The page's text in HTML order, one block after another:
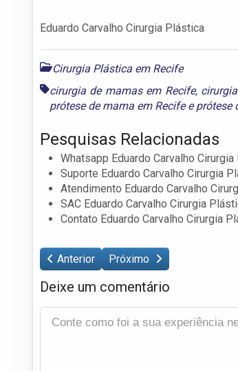
Eduardo Carvalho Cirurgia Plástica
Cirurgia Plástica em Recife
cirurgia de mamas em Recife,
prótese de mama em Recifeeprótese
Pesquisas Relacionadas
Whatsapp Eduardo Carvalho
Suporte Eduardo Carvalho Cirurgia
Atendimento Eduardo Carvalho
SAC Eduardo Carvalho Cirurgia
Contato Eduardo Carvalho Cirurgia
Anterior Próximo
Deixe um comentário